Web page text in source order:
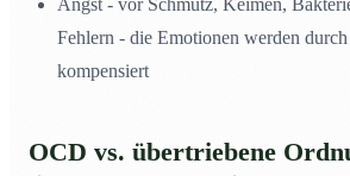
Angst - vor Schmutz, Keimen,
Fehlern - die Emotionen werden durch
kompensiert
OCD vs. übertriebene